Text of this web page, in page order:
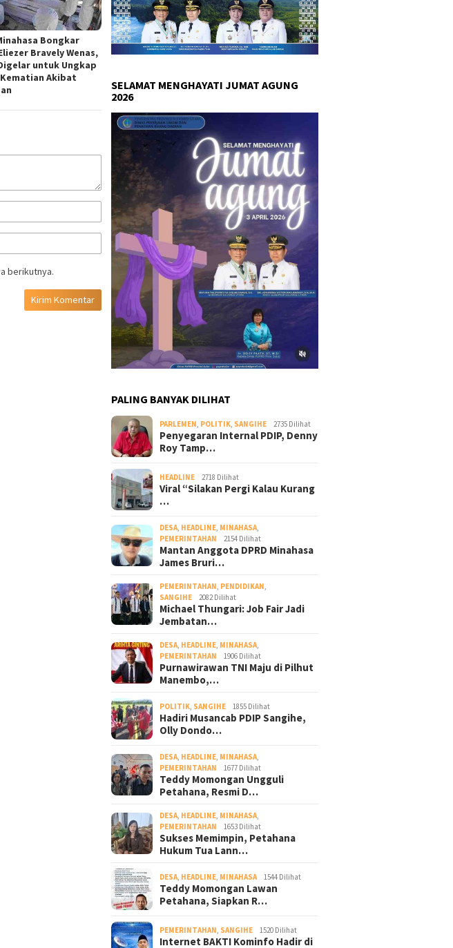
Bongkar
Bravely Wenas,
untuk Ungkap
Akibat
berikutnya.
SELAMAT MENGHAYATI JUMAT AGUNG
2026
PALING BANYAK DILIHAT
PARLEMEN, POLITIK, SANGIHE 2735 Dilihat
Penyegaran Internal PDIP, Denny
Roy Tamp…
HEADLINE 2718 Dilihat
Viral “Silakan Pergi Kalau Kurang
…
DESA, HEADLINE, MINAHASA,
PEMERINTAHAN
2154 Dilihat
Mantan Anggota DPRD Minahasa
James Bruri…
PEMERINTAHAN, PENDIDIKAN,
SANGIHE
2082 Dilihat
Michael Thungari: Job Fair Jadi
Jembatan…
DESA, HEADLINE, MINAHASA,
PEMERINTAHAN
1906 Dilihat
Purnawirawan TNI Maju di Pilhut
Manembo,…
POLITIK, SANGIHE 1855 Dilihat
Hadiri Musancab PDIP Sangihe,
Olly Dondo…
DESA, HEADLINE, MINAHASA,
PEMERINTAHAN
1677 Dilihat
Teddy Momongan Ungguli
Petahana, Resmi D…
DESA, HEADLINE, MINAHASA,
PEMERINTAHAN
1653 Dilihat
Sukses Memimpin, Petahana
Hukum Tua Lann…
DESA, HEADLINE, MINAHASA 1544 Dilihat
Teddy Momongan Lawan
Petahana, Siapkan R…
PEMERINTAHAN, SANGIHE 1520 Dilihat
Internet BAKTI Kominfo Hadir di